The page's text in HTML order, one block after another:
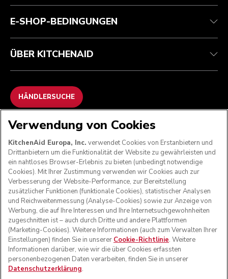
Häufig gestellte fragen
ODR
E-SHOP-BEDINGUNGEN
ÜBER KITCHENAID
HÄNDLERSUCHE
WIR AKZEPTIEREN
FOLGEN SIE UNS
Verwendung von Cookies
KitchenAid Europa, Inc. verwendet Cookies von Erstanbietern und
Drittanbietern um die Funktionalität der Website zu gewährleisten und
ein nahtloses Browser-Erlebnis zu bieten (unbedingt notwendige
Cookies). Mit Ihrer Zustimmung verwenden wir Cookies auch zur
Verbesserung der Website-Performance, zur Bereitstellung
zusätzlicher Funktionen (funktionale Cookies), statistischer Analysen
und Reichweitenmessung (Analyse-Cookies) sowie zur Anzeige von
Werbung, die auf Ihre Interessen und Ihre Internetsuchgewohnheiten
zugeschnitten ist – auch durch Dritte und andere Plattformen
(Marketing-Cookies). Weitere Informationen (auch zum Verwalten Ihrer
Einstellungen) finden Sie in unserer Cookie-Richtlinie. Weitere
Informationen darüber, wie wir die über Cookies erfassten
personenbezogenen Daten verarbeiten, finden Sie in unserer
Datenschutzerklärung.